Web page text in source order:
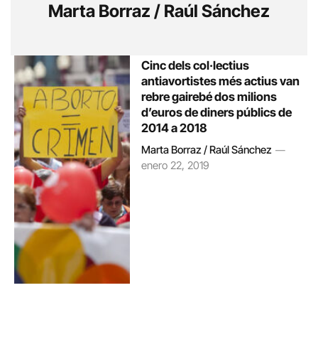
Marta Borraz / Raúl Sánchez
Cinc dels col·lectius
antiavortistes més actius van
rebre gairebé dos milions
d’euros de diners públics de
2014 a 2018
Marta Borraz / Raúl Sánchez
enero 22, 2019